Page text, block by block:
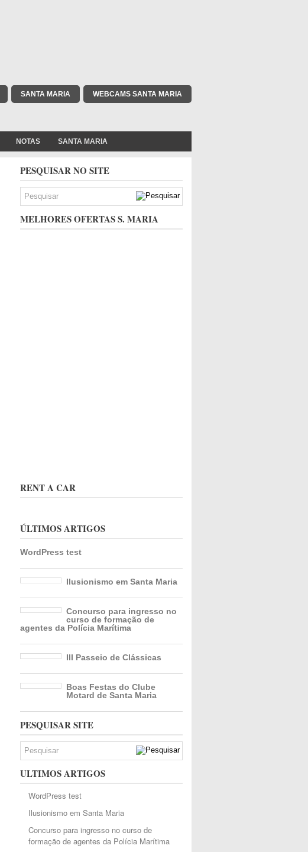
SANTA MARIA WEBCAMS SANTA MARIA
NOTAS SANTA MARIA
PESQUISAR NO SITE
MELHORES OFERTAS S. MARIA
RENT A CAR
ÚLTIMOS ARTIGOS
WordPress test
Ilusionismo em Santa Maria
Concurso para ingresso no
curso de formação de
agentes da Polícia Marítima
III Passeio de Clássicas
Boas Festas do Clube
Motard de Santa Maria
PESQUISAR SITE
ULTIMOS ARTIGOS
WordPress test
Ilusionismo em Santa Maria
Concurso para ingresso no curso de
formação de agentes da Polícia Marítima